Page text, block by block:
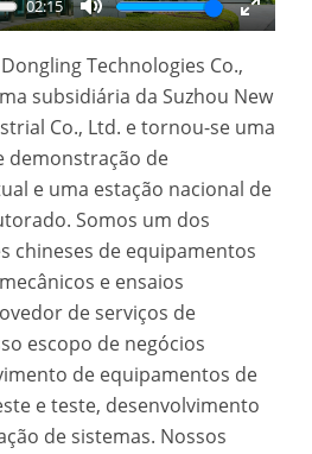
02:15
Mute
Enter
Technologies Co.,
subsidiária da Suzhou New
Co., Ltd. e tornou-se uma
demonstração de
e uma estação nacional de
Somos um dos
chineses de equipamentos
e ensaios
de serviços de
escopo de negócios
de equipamentos de
e teste, desenvolvimento
de sistemas. Nossos